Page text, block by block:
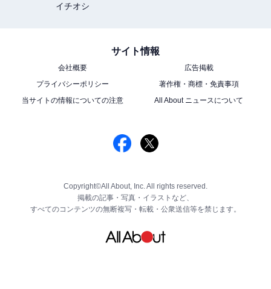
イチオシ
サイト情報
会社概要
広告掲載
プライバシーポリシー
著作権・商標・免責事項
当サイトの情報についての注意
All About ニュースについて
Copyright©All About, Inc. All rights reserved.
掲載の記事・写真・イラストなど、
すべてのコンテンツの無断複写・転載・公衆送信等を禁じます。